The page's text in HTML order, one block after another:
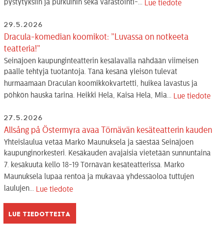
pystytyksiin ja purkuihin sekä varastointi-...
Lue tiedote
29.5.2026
Dracula-komedian koomikot: ”Luvassa on notkeeta
teatteria!”
Seinäjoen kaupunginteatterin kesälavalla nähdään viimeisen
päälle tehtyjä tuotantoja. Tänä kesänä yleisön tulevat
hurmaamaan Draculan koomikkokvartetti, huikea lavastus ja
pöhkön hauska tarina. Heikki Hela, Kaisa Hela, Mia...
Lue tiedote
27.5.2026
Allsång på Östermyra avaa Törnävän kesäteatterin kauden
Yhteislaulua vetää Marko Maunuksela ja säestää Seinäjoen
kaupunginorkesteri. Kesäkauden avajaisia vietetään sunnuntaina
7. kesäkuuta kello 18-19 Törnävän kesäteatterissa. Marko
Maunuksela lupaa rentoa ja mukavaa yhdessäoloa tuttujen
laulujen...
Lue tiedote
Lue tiedotteita